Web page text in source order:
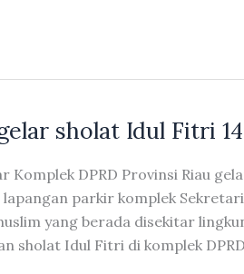
sholat Idul Fitri
Komplek DPRD Provinsi Riau
parkir komplek
yang berada disekitar
sholat Idul Fitri di komplek